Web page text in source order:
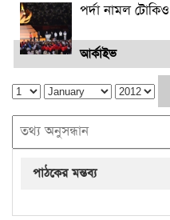
পর্দা নামল
আর্কাইভ
পাঠকের মন্তব্য